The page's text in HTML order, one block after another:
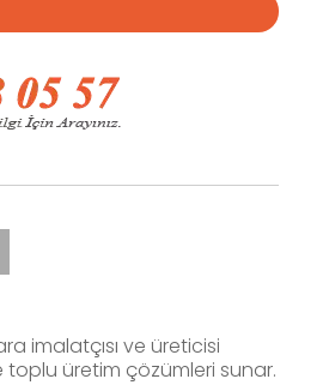
imalatçısı ve üreticisi
toplu üretim çözümleri sunar.